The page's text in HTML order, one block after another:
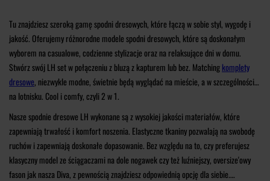
Tu znajdziesz szeroką gamę spodni dresowych, które łączą w sobie styl, wygodę i
jakość. Oferujemy różnorodne modele spodni dresowych, które są doskonałym
wyborem na casualowe, codzienne stylizacje oraz na relaksujące dni w domu.
Stwórz swój LH set w połączeniu z bluzą z kapturem lub bez. Matchingkomplety
dresowe, niezwykle modne, świetnie będą wyglądać na mieście, a w szczególności
na lotnisku. Cool i comfy, czyli 2 w 1.
Nasze spodnie dresowe LH wykonane są z wysokiej jakości materiałów, które
zapewniają trwałość i komfort noszenia. Elastyczne tkaniny pozwalają na swobodę
ruchów i zapewniają doskonałe dopasowanie. Bez względu na to, czy preferujesz
klasyczny model ze ściągaczami na dole nogawek czy też luźniejszy, oversize'owy
fason jak nasza Diva, z pewnością znajdziesz odpowiednią opcję dla siebie.